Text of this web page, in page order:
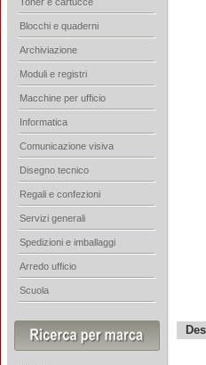
Blocchi e quaderni
Archiviazione
Moduli e registri
Macchine per ufficio
Informatica
Comunicazione visiva
Disegno tecnico
Regali e confezioni
Servizi generali
Spedizioni e imballaggi
Arredo ufficio
Scuola